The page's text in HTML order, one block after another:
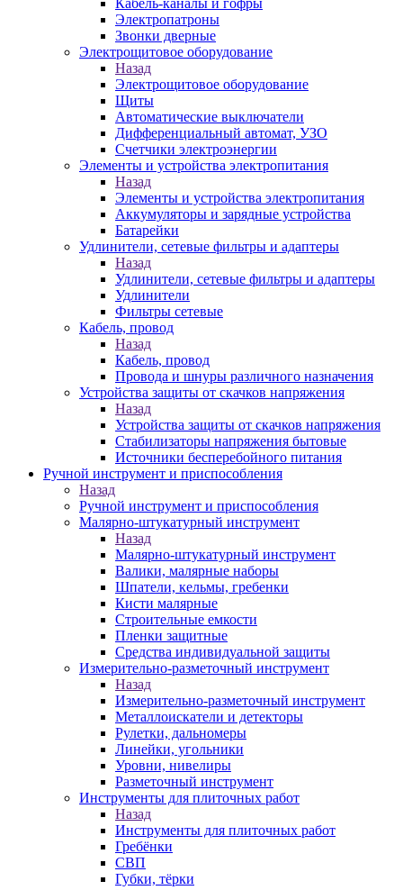
Кабель-каналы и гофры
Электропатроны
Звонки дверные
Электрощитовое оборудование
Назад
Электрощитовое оборудование
Щиты
Автоматические выключатели
Дифференциальный автомат, УЗО
Счетчики электроэнергии
Элементы и устройства электропитания
Назад
Элементы и устройства электропитания
Аккумуляторы и зарядные устройства
Батарейки
Удлинители, сетевые фильтры и адаптеры
Назад
Удлинители, сетевые фильтры и адаптеры
Удлинители
Фильтры сетевые
Кабель, провод
Назад
Кабель, провод
Провода и шнуры различного назначения
Устройства защиты от скачков напряжения
Назад
Устройства защиты от скачков напряжения
Стабилизаторы напряжения бытовые
Источники бесперебойного питания
Ручной инструмент и приспособления
Назад
Ручной инструмент и приспособления
Малярно-штукатурный инструмент
Назад
Малярно-штукатурный инструмент
Валики, малярные наборы
Шпатели, кельмы, гребенки
Кисти малярные
Строительные емкости
Пленки защитные
Средства индивидуальной защиты
Измерительно-разметочный инструмент
Назад
Измерительно-разметочный инструмент
Металлоискатели и детекторы
Рулетки, дальномеры
Линейки, угольники
Уровни, нивелиры
Разметочный инструмент
Инструменты для плиточных работ
Назад
Инструменты для плиточных работ
Гребёнки
СВП
Губки, тёрки